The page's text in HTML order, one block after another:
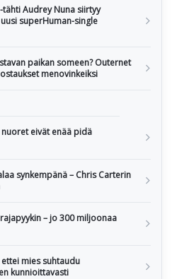
Audrey Nuna siirtyy
superHuman-single
paikan someen? Outernet
menovinkeiksi
eivät enää pidä
synkempänä – Chris Carterin
– jo 300 miljoonaa
mies suhtaudu
kunnioittavasti